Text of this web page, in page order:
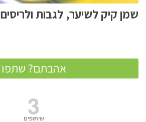
שמן קיק לשיער, לגבות ולריסים
אהבתם? שתפו
3
שיתופים